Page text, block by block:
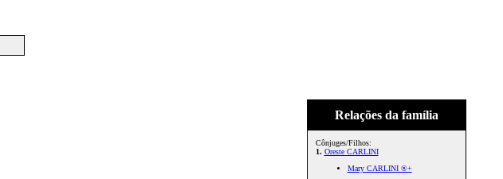
Relações da família
Cônjuges/Filhos:
1. Oreste CARLINI
Mary CARLINI ®+